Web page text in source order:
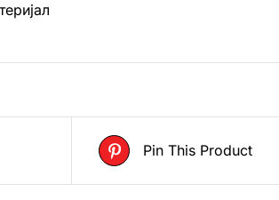
Pin This Product